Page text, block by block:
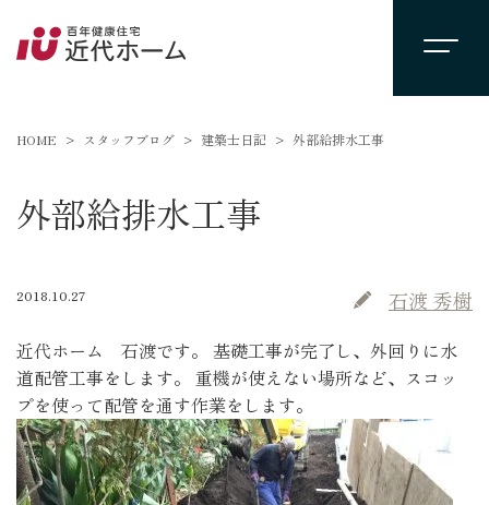
HOME スタッフブログ 建築士日記 外部給排水工事
外部給排水工事
2018.10.27 石渡 秀樹
近代ホーム 石渡です。 基礎工事が完了し、外回りに水
道配管工事をします。 重機が使えない場所など、スコッ
プを使って配管を通す作業をします。